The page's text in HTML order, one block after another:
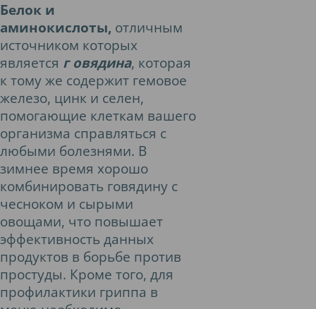
Белок и
аминокислоты, отличным
источником которых
является г овядина, которая
к тому же содержит гемовое
железо, цинк и селен,
помогающие клеткам вашего
организма справляться с
любыми болезнями. В
зимнее время хорошо
комбинировать говядину с
чесноком и сырыми
овощами, что повышает
эффективность данных
продуктов в борьбе против
простуды. Кроме того, для
профилактики гриппа в